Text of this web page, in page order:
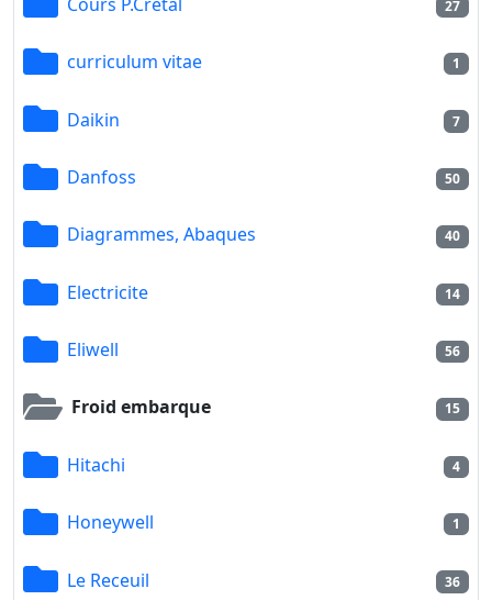
27
curriculum vitae 1
Daikin 7
Danfoss 50
Diagrammes, Abaques 40
Electricite 14
Eliwell 56
Froid embarque 15
Hitachi 4
Honeywell 1
Le Receuil 36